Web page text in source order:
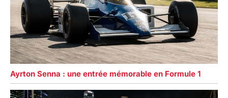
Ayrton Senna : une entrée mémorable en Formule 1